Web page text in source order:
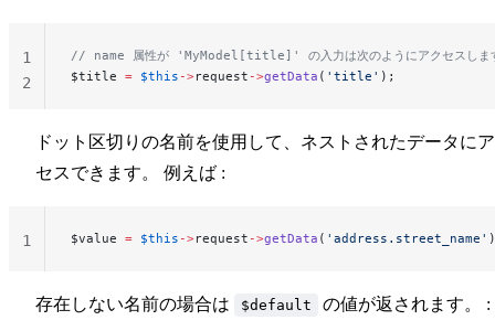
// name 属性が 'MyModel[title]' の入力は次のようにアクセスしま
$title = $this ->request ->getData ( 'title' );
1
2
ドット区切りの名前を使用して、ネストされたデータに
セスできます。 例えば :
$value = $this ->request ->getData ( 'address.street_name'
1
存在しない名前の場合は $default の値が返されます。 :